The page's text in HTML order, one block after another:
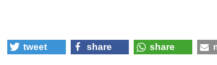
tweet share share